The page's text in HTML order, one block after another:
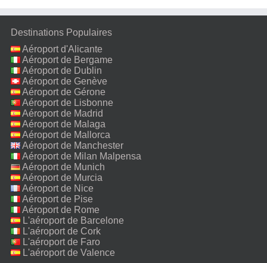
Destinations Populaires
Aéroport d'Alicante
Aéroport de Bergame
Aéroport de Dublin
Aéroport de Genève
Aéroport de Gérone
Aéroport de Lisbonne
Aéroport de Madrid
Aéroport de Malaga
Aéroport de Mallorca
Aéroport de Manchester
Aéroport de Milan Malpensa
Aéroport de Munich
Aéroport de Murcia
Aéroport de Nice
Aéroport de Pise
Aéroport de Rome
Fiumicino
L'aéroport de Barcelone
L'aéroport de Cork
L'aéroport de Faro
L'aéroport de Valence